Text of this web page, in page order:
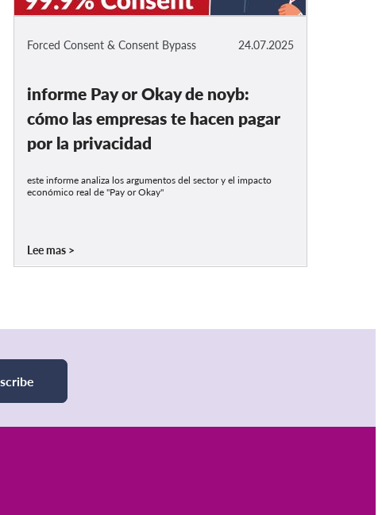
24.07.2025
Forced Consent & Consent Bypass
informe Pay or Okay de noyb:
cómo las empresas te hacen pagar
por la privacidad
este informe analiza los argumentos del sector y el impacto
económico real de "Pay or Okay"
Lee mas